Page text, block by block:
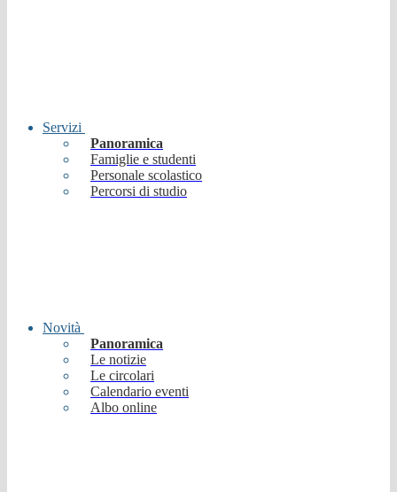
Servizi
Panoramica
Famiglie e studenti
Personale scolastico
Percorsi di studio
Novità
Panoramica
Le notizie
Le circolari
Calendario eventi
Albo online